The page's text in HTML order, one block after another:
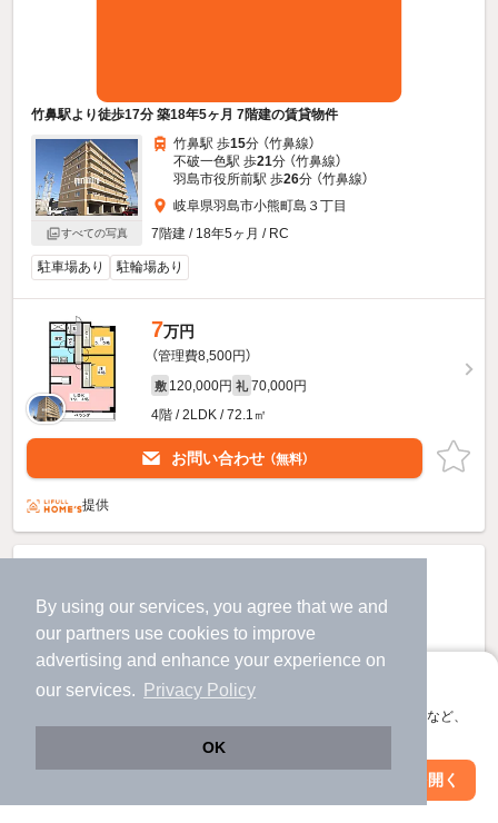
By using our services, you agree that we and
our partners use cookies to improve
advertising and enhance your experience on
our services.
Privacy Policy
OK
アプリに切り替えて、サクサクお部屋探し
会員登録なしですぐ使える。マップ検索やお気に入り保存など、
アプリを開く
竹鼻駅より徒歩17分 築18年5ヶ月 7階建の賃貸物件
すべての写真
竹鼻駅 歩15分 （竹鼻線）
不破一色駅 歩21分 （竹鼻線）
羽島市役所前駅 歩26分 （竹鼻線）
岐阜県羽島市小熊町島３丁目
7階建 / 18年5ヶ月 / RC
駐車場あり 駐輪場あり
7万円
（管理費8,500円）
敷 120,000円 礼 70,000円
4階 / 2LDK / 72.1㎡
お問い合わせ （無料）
提供
絞り込み条件を変更